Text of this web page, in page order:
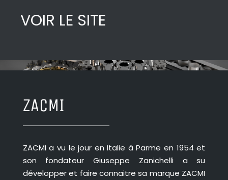
VOIR LE SITE
ZACMI
ZACMI a vu le jour en Italie à Parme en 1954 et
son fondateur Giuseppe Zanichelli a su
développer et faire connaitre sa marque ZACMI